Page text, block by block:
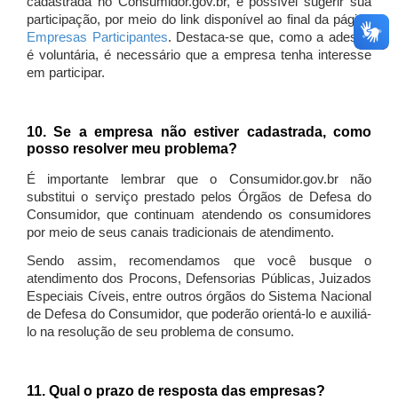
participação, por meio do link disponível ao final da página
Empresas Participantes. Destaca-se que, como a adesão
é voluntária, é necessário que a empresa tenha interesse
em participar.
10. Se a empresa não estiver cadastrada, como
posso resolver meu problema?
É importante lembrar que o Consumidor.gov.br não
substitui o serviço prestado pelos Órgãos de Defesa do
Consumidor, que continuam atendendo os consumidores
por meio de seus canais tradicionais de atendimento.
Sendo assim, recomendamos que você busque o
atendimento dos Procons, Defensorias Públicas, Juizados
Especiais Cíveis, entre outros órgãos do Sistema Nacional
de Defesa do Consumidor, que poderão orientá-lo e auxiliá-
lo na resolução de seu problema de consumo.
11. Qual o prazo de resposta das empresas?